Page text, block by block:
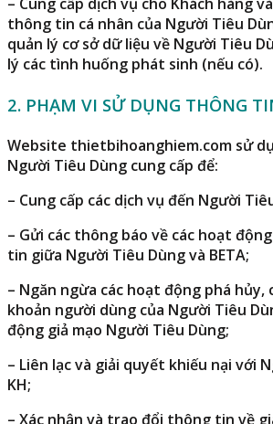
thông tin cá nhân của Người Tiêu
quản lý cơ sở dữ liệu về Người Tiêu
lý các tình huống phát sinh (nếu có).
2. PHẠM VI SỬ DỤNG THÔNG
Website thietbihoanghiem.com sử
Người Tiêu Dùng cung cấp để:
– Cung cấp các dịch vụ đến Người
– Gửi các thông báo về các hoạt
tin giữa Người Tiêu Dùng và BETA;
– Ngăn ngừa các hoạt động phá hủy,
khoản người dùng của Người Tiêu
động giả mạo Người Tiêu Dùng;
– Liên lạc và giải quyết khiếu nại với
KH;
– Xác nhận và trao đổi thông tin về